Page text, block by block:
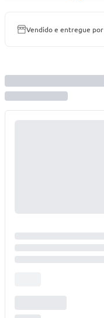
Vendido e entregue por